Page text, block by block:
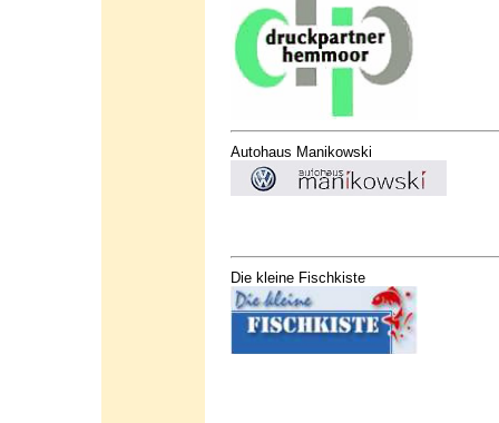
Autohaus Manikowski
Die kleine Fischkiste